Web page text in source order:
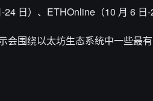
日）、ETHOnline（10 月 6 日
会围绕以太坊生态系统中一些最